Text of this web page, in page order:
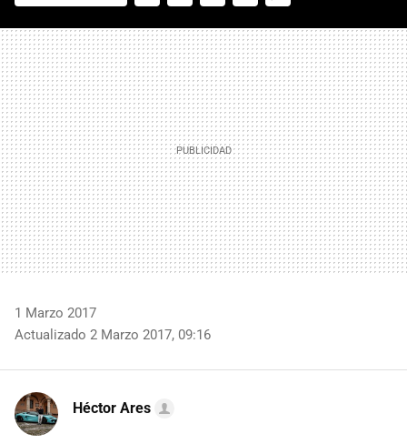
MAIL
1 Marzo 2017
Actualizado 2 Marzo 2017, 09:16
Héctor Ares